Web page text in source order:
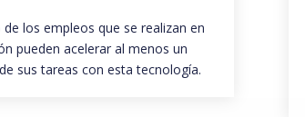
de los empleos que se realizan en
pueden acelerar al menos un
sus tareas con esta tecnología.